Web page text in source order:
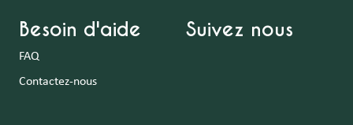
Besoin d'aide
FAQ
Contactez-nous
Suivez nous